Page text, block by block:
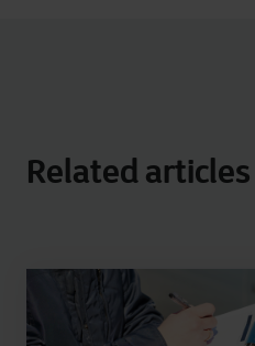
Related articles